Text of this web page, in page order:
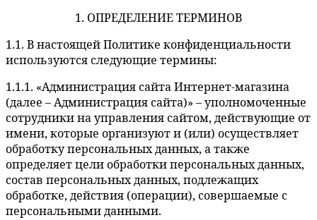
1. ОПРЕДЕЛЕНИЕ ТЕРМИНОВ
1.1. В настоящей Политике конфиденциальности
используются следующие термины:
1.1.1. «Администрация сайта Интернет-магазина
(далее – Администрация сайта)» – уполномоченные
сотрудники на управления сайтом, действующие от
имени, которые организуют и (или) осуществляет
обработку персональных данных, а также
определяет цели обработки персональных данных,
состав персональных данных, подлежащих
обработке, действия (операции), совершаемые с
персональными данными.